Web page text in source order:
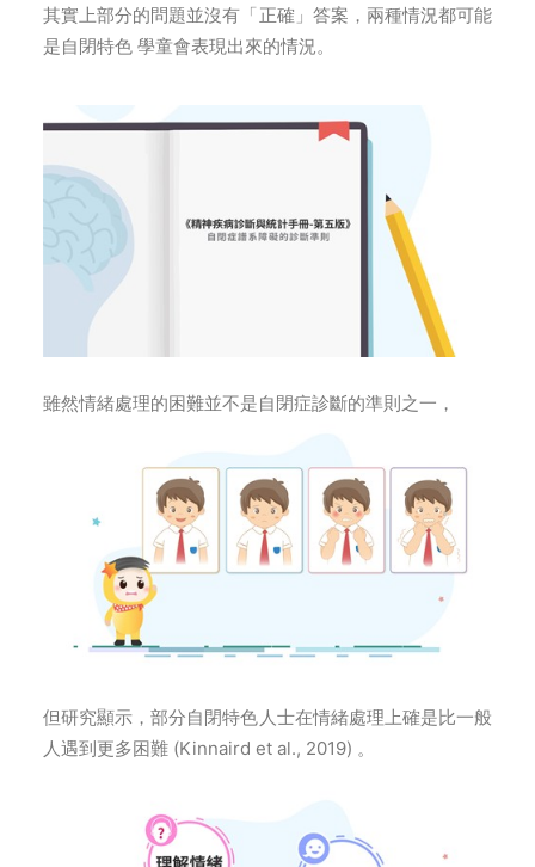
其實上部分的問題並沒有「正確」答案，兩種情況都可能
是自閉特色 學童會表現出來的情況。
雖然情緒處理的困難並不是自閉症診斷的準則之一，
但研究顯示，部分自閉特色人士在情緒處理上確是比一般
人遇到更多困難 (Kinnaird et al., 2019) 。